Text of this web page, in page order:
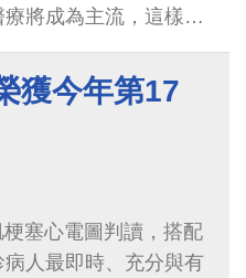
將成為主流，這樣的
間，未來更可以發展
獲今年第17
塞心電圖判讀，搭配
人最即時、充分與有